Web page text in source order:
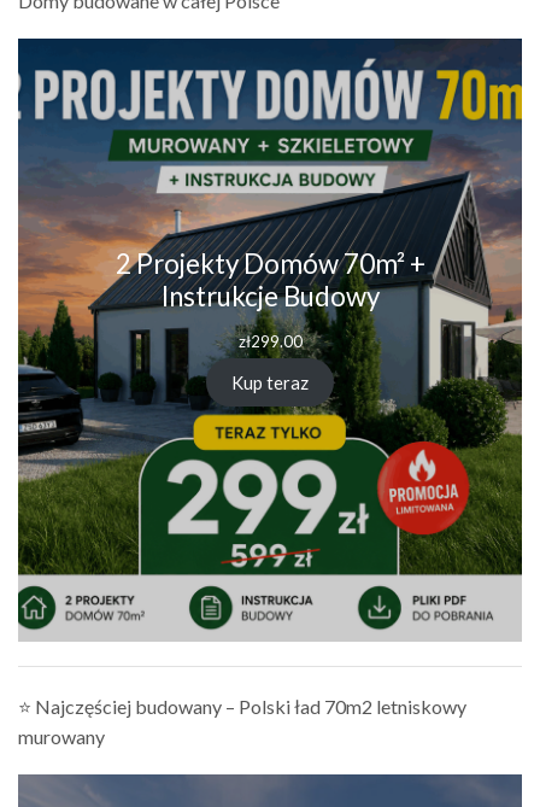
2 Projekty Domów 70m² +
Instrukcje Budowy
zł299.00
Kup teraz
⭐ Najczęściej budowany – Polski ład 70m2 letniskowy
murowany